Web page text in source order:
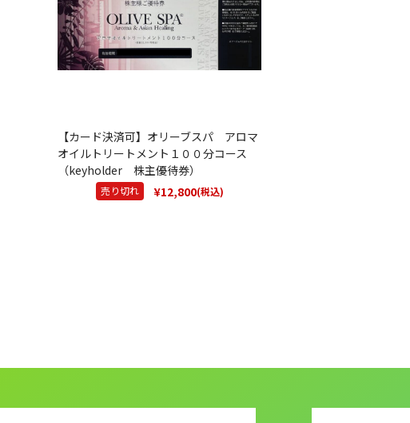
【カード決済可】オリーブスパ アロマ
オイルトリートメント１００分コース
（keyholder 株主優待券）
売り切れ ¥12,800(税込)